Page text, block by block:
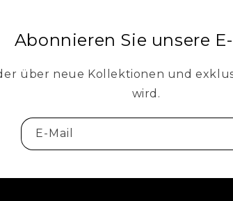
Abonnieren Sie unsere
über neue Kollektionen und
wird.
E-Mail